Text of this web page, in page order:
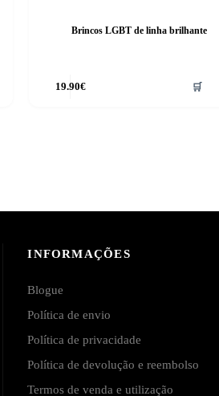
Brincos LGBT de linha brilhante
19.90€ 🛒
INFORMAÇÕES
Blogue
Política de envio
Política de privacidade
Política de devolução e reembolso
Termos de venda e utilização